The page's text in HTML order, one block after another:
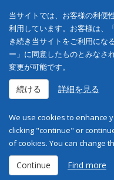
当サイトでは、お客様の利便
利用しています。お客様は、
き続き当サイトをご利用にな
ー」に同意したものとみなさ
変更が可能です。
続ける 詳細を見る
We use cookies to enhance
clicking "continue" or
of cookies. You can change
Continue Find more